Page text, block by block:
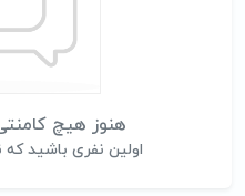
هنوز هیچ
اولین نفری باشید که